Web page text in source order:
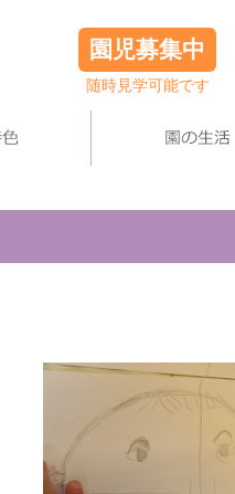
園児募集中
随時見学可能です